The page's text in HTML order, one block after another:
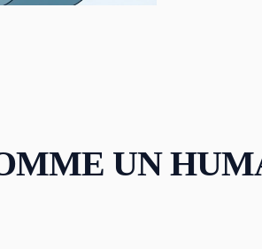
UN